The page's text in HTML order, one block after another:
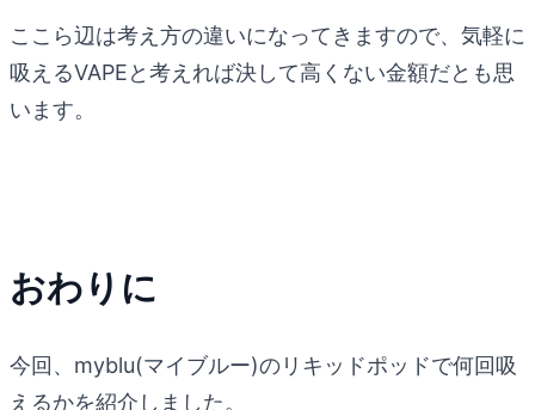
ここら辺は考え方の違いになってきますので、気軽に
吸えるVAPEと考えれば決して高くない金額だとも思
います。
おわりに
今回、myblu(マイブルー)のリキッドポッドで何回吸
えるかを紹介しました。